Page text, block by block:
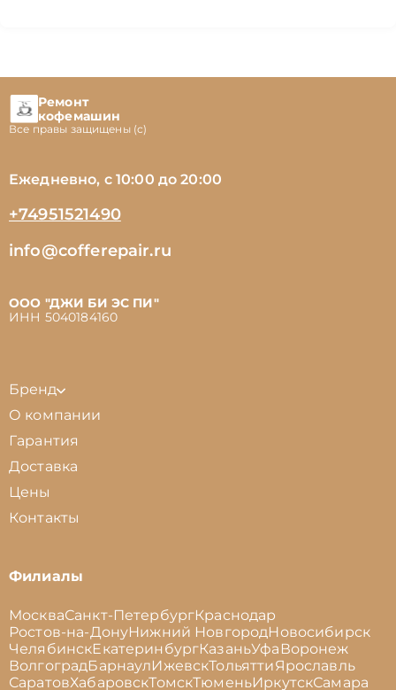
Ремонт
кофемашин
Все правы защищены (с)
Ежедневно, с 10:00 до 20:00
+74951521490
info@cofferepair.ru
ООО "ДЖИ БИ ЭС ПИ"
ИНН 5040184160
Бренд
О компании
Гарантия
Доставка
Цены
Контакты
Филиалы
МоскваСанкт-ПетербургКраснодар
Ростов-на-ДонуНижний НовгородНовосибирск
ЧелябинскЕкатеринбургКазаньУфа Воронеж
ВолгоградБарнаулИжевскТольяттиЯрославль
СаратовХабаровскТомскТюменьИркутскСамара